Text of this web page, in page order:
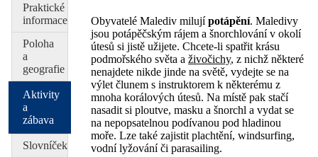
Praktické
informace
Poloha
a
geografie
Aktivity
a
zábava
Slovníček
Obyvatelé Malediv milujípotápění. Maledivy
jsou potápěčským rájem a šnorchlování v okolí
útesů si jistě užijete. Chcete-li spatřit krásu
podmořského světa a živočichy, z nichž některé
nenajdete nikde jinde na světě, vydejte se na
výlet člunem s instruktorem k některému z
mnoha korálových útesů. Na místě pak stačí
nasadit si ploutve, masku a šnorchl a vydat se
na nepopsatelnou podívanou pod hladinou
moře. Lze také zajistit plachtění, windsurfing,
vodní lyžování či parasailing.